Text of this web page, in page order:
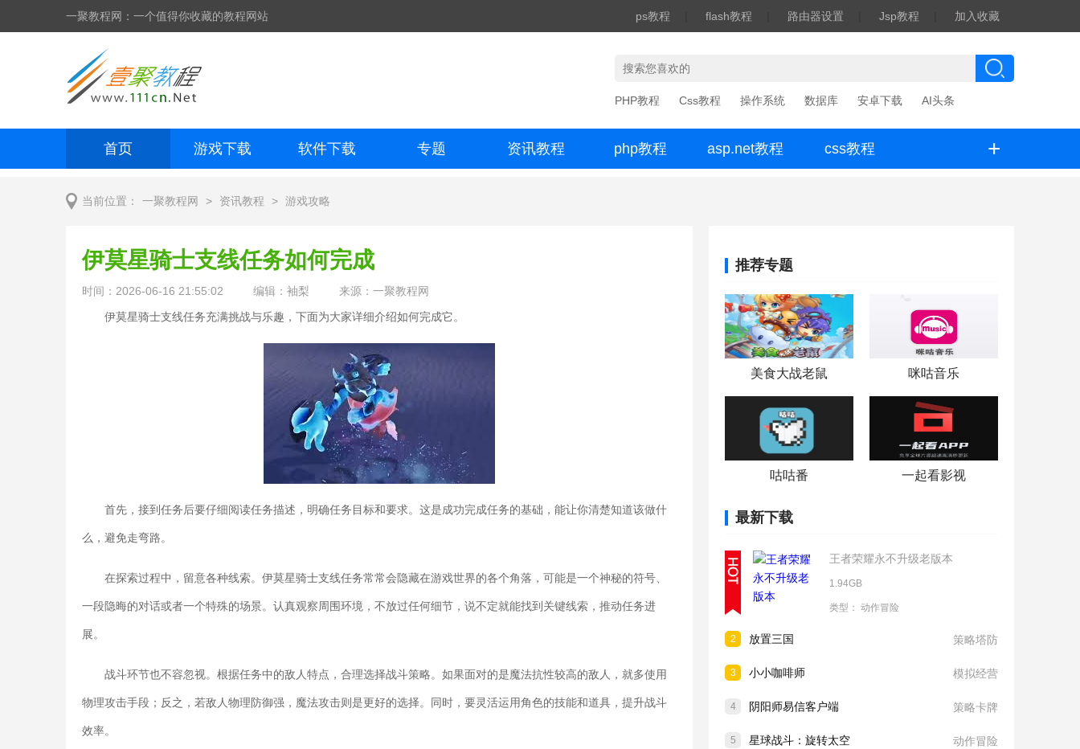
一聚教程网：一个值得你收藏的教程网站 ps教程 flash教程 路由器设置 Jsp教程 加入收藏
PHP教程 Css教程 操作系统 数据库 安卓下载 AI头条
首页 游戏下载 软件下载 专题 资讯教程 php教程 asp.net教程 css教程 +
当前位置： 一聚教程网 > 资讯教程 > 游戏攻略
推荐专题
美食大战老鼠 咪咕音乐
咕咕番 一起看影视
最新下载
王者荣耀永不升级老版本
1.94GB
类型： 动作冒险
2 放置三国 策略塔防
3 小小咖啡师 模拟经营
4 阴阳师易信客户端 策略卡牌
5 星球战斗：旋转太空 动作冒险
伊莫星骑士支线任务如何完成
时间：2026-06-16 21:55:02 编辑：袖梨
来源：一聚教程网
伊莫星骑士支线任务充满挑战与乐趣，下面为大家详细介绍如何完成它。
首先，接到任务后要仔细阅读任务描述，明确任务目标和要求。这是成功完成任务的基础，能让你清楚知道该做什
么，避免走弯路。
在探索过程中，留意各种线索。伊莫星骑士支线任务常常会隐藏在游戏世界的各个角落，可能是一个神秘的符号、
一段隐晦的对话或者一个特殊的场景。认真观察周围环境，不放过任何细节，说不定就能找到关键线索，推动任务进
展。
战斗环节也不容忽视。根据任务中的敌人特点，合理选择战斗策略。如果面对的是魔法抗性较高的敌人，就多使用
物理攻击手段；反之，若敌人物理防御强，魔法攻击则是更好的选择。同时，要灵活运用角色的技能和道具，提升战斗
效率。